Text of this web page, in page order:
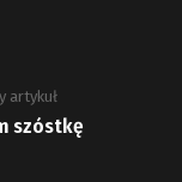
artykuł
szóstkę